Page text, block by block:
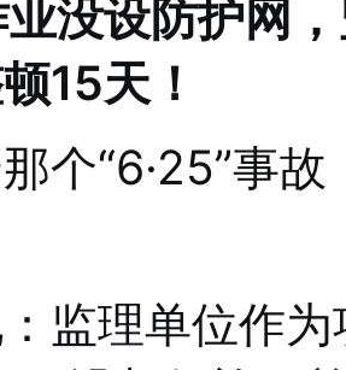
没设防护网
15天！
个“6·25”事
监理单位作